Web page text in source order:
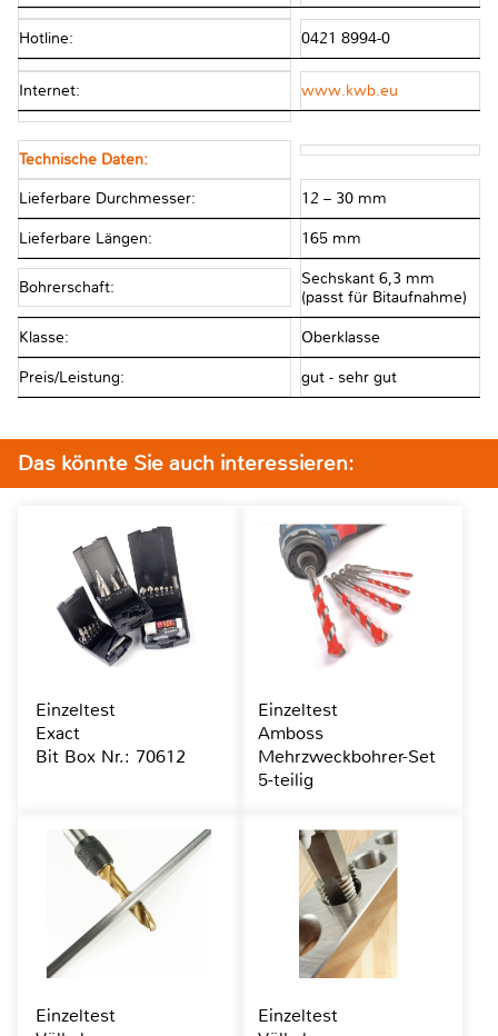
Hotline: 0421 8994-0
Internet: www.kwb.eu
Technische Daten:
Lieferbare Durchmesser: 12 – 30 mm
Lieferbare Längen: 165 mm
Bohrerschaft:
Sechskant 6,3 mm
(passt für Bitaufnahme)
Klasse: Oberklasse
Preis/Leistung: gut - sehr gut
Das könnte Sie auch interessieren:
Einzeltest
Exact
Bit Box Nr.: 70612
Einzeltest
Amboss
Mehrzweckbohrer-Set
5-teilig
Einzeltest
Einzeltest